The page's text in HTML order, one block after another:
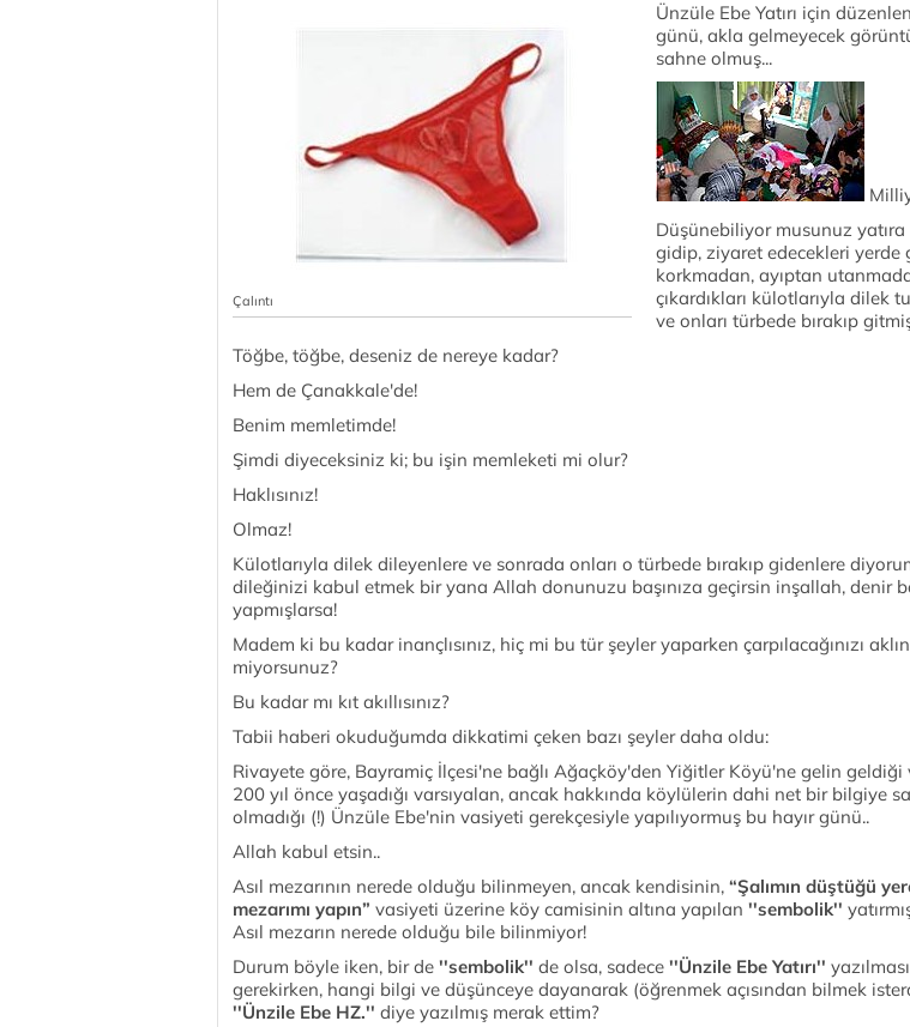
Çalıntı
Ünzüle Ebe Yatırı için
günü, akla gelmeyecek
sahne olmuş...
Düşünebiliyor musunuz yatıra
gidip, ziyaret edecekleri yerde
korkmadan, ayıptan
çıkardıkları külotlarıyla dilek
ve onları türbede bırakıp
Töğbe, töğbe, deseniz de nereye kadar?
Hem de Çanakkale'de!
Benim memletimde!
Şimdi diyeceksiniz ki; bu işin memleketi mi olur?
Haklısınız!
Olmaz!
Külotlarıyla dilek dileyenlere ve sonrada onları o türbede bırakıp gidenlere
dileğinizi kabul etmek bir yana Allah donunuzu başınıza geçirsin inşallah, denir
yapmışlarsa!
Madem ki bu kadar inançlısınız, hiç mi bu tür şeyler yaparken çarpılacağınızı
miyorsunuz?
Bu kadar mı kıt akıllısınız?
Tabii haberi okuduğumda dikkatimi çeken bazı şeyler daha oldu:
Rivayete göre, Bayramiç İlçesi'ne bağlı Ağaçköy'den Yiğitler Köyü'ne gelin geldiği
200 yıl önce yaşadığı varsıyalan, ancak hakkında köylülerin dahi net bir bilgiye
olmadığı (!) Ünzüle Ebe'nin vasiyeti gerekçesiyle yapılıyormuş bu hayır günü..
Allah kabul etsin..
Asıl mezarının nerede olduğu bilinmeyen, ancak kendisinin, “Şalımın düştüğü
mezarımı yapın” vasiyeti üzerine köy camisinin altına yapılan ''sembolik''
Asıl mezarın nerede olduğu bile bilinmiyor!
Durum böyle iken, bir de ''sembolik'' de olsa, sadece ''Ünzile Ebe Yatırı'' yazılması
gerekirken, hangi bilgi ve düşünceye dayanarak (öğrenmek açısından bilmek
''Ünzile Ebe HZ.'' diye yazılmış merak ettim?